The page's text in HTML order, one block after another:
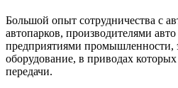
Большой опыт сотрудничества с
автопарков, производителями
предприятиями
оборудование, в приводах
передачи.